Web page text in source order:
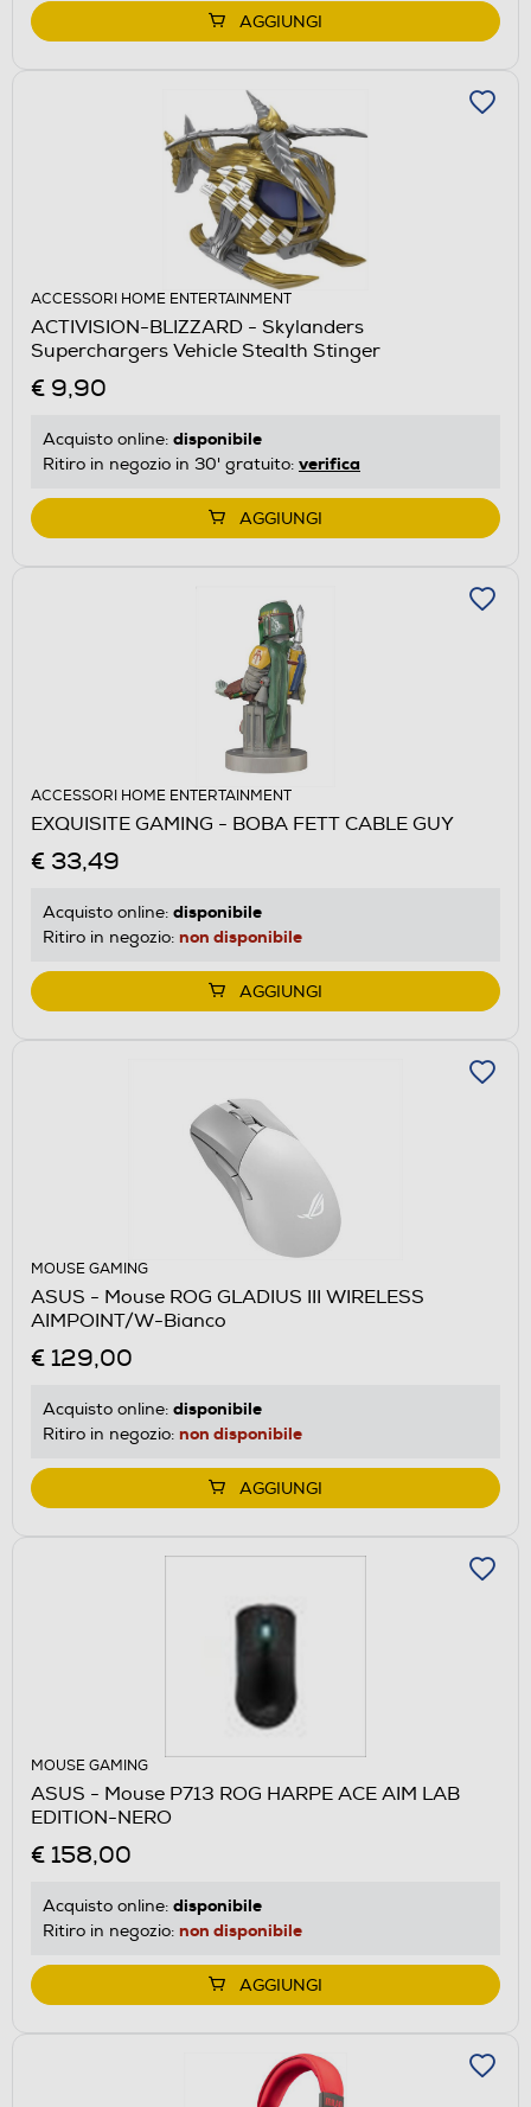
AGGIUNGI
ACCESSORI HOME ENTERTAINMENT
ACTIVISION-BLIZZARD - Skylanders
Superchargers Vehicle Stealth Stinger
€ 9,90
Acquisto online: disponibile
Ritiro in negozio in 30' gratuito: verifica
AGGIUNGI
ACCESSORI HOME ENTERTAINMENT
EXQUISITE GAMING - BOBA FETT CABLE GUY
€ 33,49
Acquisto online: disponibile
Ritiro in negozio: non disponibile
AGGIUNGI
MOUSE GAMING
ASUS - Mouse ROG GLADIUS III WIRELESS
AIMPOINT/W-Bianco
€ 129,00
Acquisto online: disponibile
Ritiro in negozio: non disponibile
AGGIUNGI
MOUSE GAMING
ASUS - Mouse P713 ROG HARPE ACE AIM LAB
EDITION-NERO
€ 158,00
Acquisto online: disponibile
Ritiro in negozio: non disponibile
AGGIUNGI